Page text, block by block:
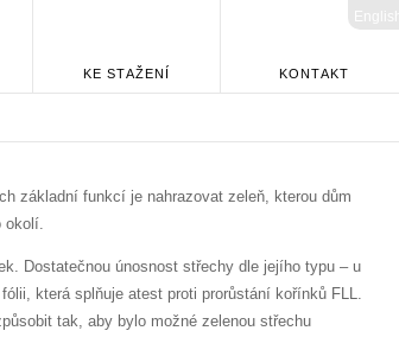
KE STAŽENÍ KONTAKT
English
základní funkcí je nahrazovat zeleň, kterou dům
okolí.
Dostatečnou únosnost střechy dle jejího typu – u
která splňuje atest proti prorůstání kořínků FLL.
tak, aby bylo možné zelenou střechu